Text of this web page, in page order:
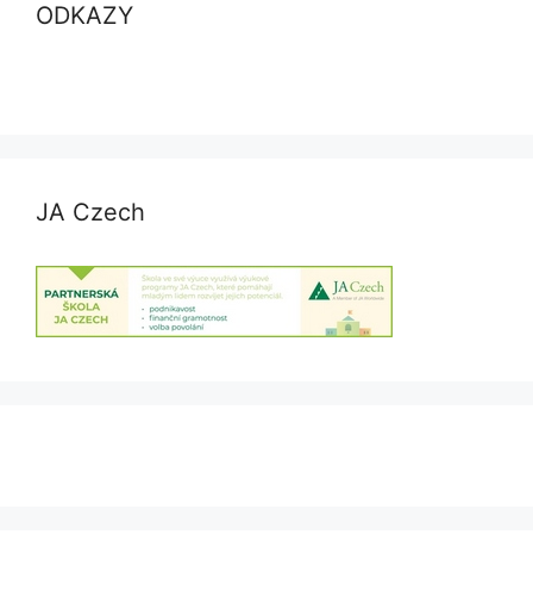
ODKAZY
JA Czech